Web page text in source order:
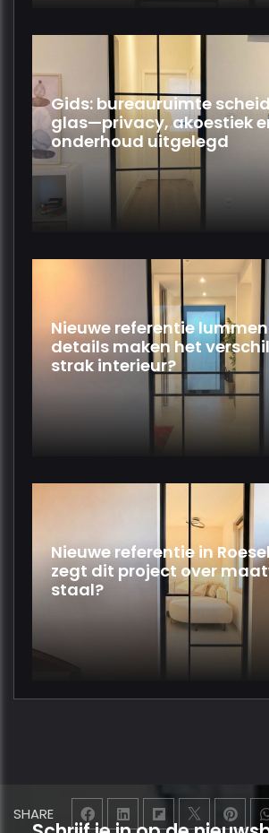
SHARE
Gids: bureauruimte
glas—privacy, akoestiek
onderhoud uitgelegd
Nieuwe referentie
details maken het
strak interieur?
Nieuwe referentie in
zegt dit project over
staal?